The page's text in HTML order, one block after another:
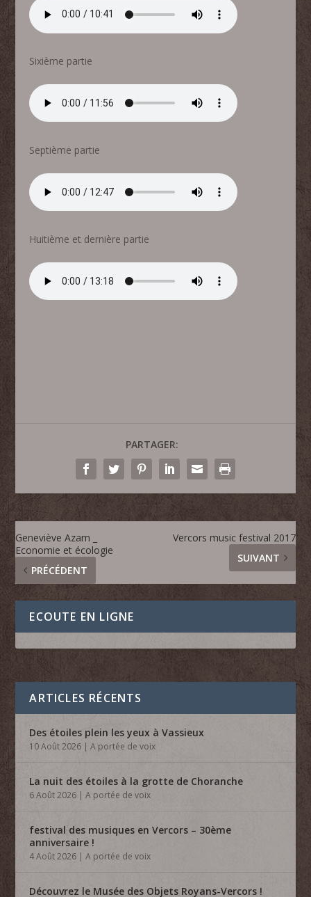
Sixième partie
Septième partie
Huitième et dernière partie
PARTAGER:
Geneviève Azam _
Economie et écologie
PRÉCÉDENT
Vercors music festival 2017
SUIVANT
ECOUTE EN LIGNE
ARTICLES RÉCENTS
Des étoiles plein les yeux à Vassieux
10 Août 2026 |A portée de voix
La nuit des étoiles à la grotte de Choranche
6 Août 2026 |A portée de voix
festival des musiques en Vercors – 30ème
anniversaire !
4 Août 2026 |A portée de voix
Découvrez le Musée des Objets Royans-Vercors !